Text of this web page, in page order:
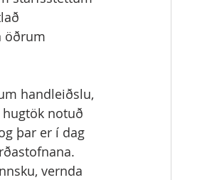
öðrum
handleiðslu,
notuð
þar er í dag
vernda